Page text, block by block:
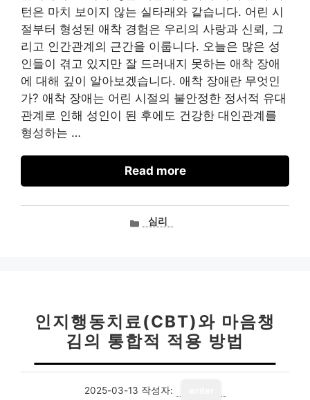
턴은 마치 보이지 않는 실타래와 같습니다. 어린 시
절부터 형성된 애착 경험은 우리의 사랑과 신뢰, 그
리고 인간관계의 근간을 이룹니다. 오늘은 많은 성
인들이 겪고 있지만 잘 드러내지 못하는 애착 장애
에 대해 깊이 알아보겠습니다. 애착 장애란 무엇인
가? 애착 장애는 어린 시절의 불안정한 정서적 유대
관계로 인해 성인이 된 후에도 건강한 대인관계를
형성하는 …
Read more
카심리
인지행동치료(CBT)와 마음챙
김의 통합적 적용 방법
2025-03-13 작성자: